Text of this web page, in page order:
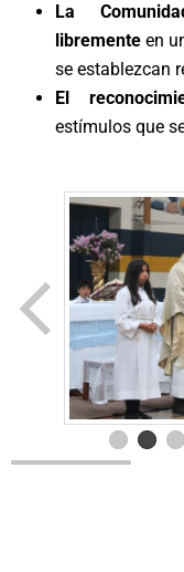
La
libremente en
se establezcan
El
estímulos que